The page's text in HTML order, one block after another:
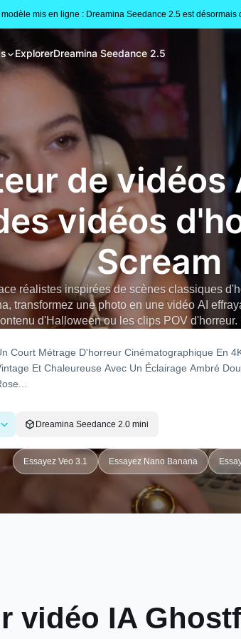
mis en ligne : Dreamina Seedance 2.5 est désormais
ExplorerDreamina Seedance 2.5
de vidéos
vidéos
Scream
réalistes inspirées de scènes classiques
transformez une photo en une vidéo AI
d'Halloween ou les clips POV
Dreamina Seedance 2.0 mini
Essayez Veo 3.1 Essayez Nano Banana
vidéo IA